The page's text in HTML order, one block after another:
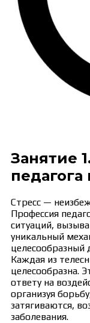
Занятие
педагога
Стресс —
Профессия
ситуаций,
уникальный
целесообразный
Каждая из
целесообразна.
ответу на
организуя
затягиваются,
заболевания.